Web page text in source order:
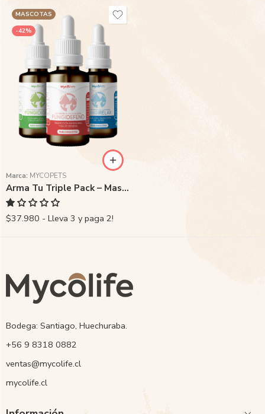
MASCOTAS
-42%
Marca: MYCOPETS
Arma Tu Triple Pack – Mascotas
$37.980 - Lleva 3 y paga 2!
Bodega: Santiago, Huechuraba.
‭+56 9 8318 0882‬
ventas@mycolife.cl
mycolife.cl